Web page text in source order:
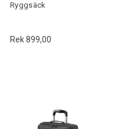
Ryggsäck
Rek 899,00